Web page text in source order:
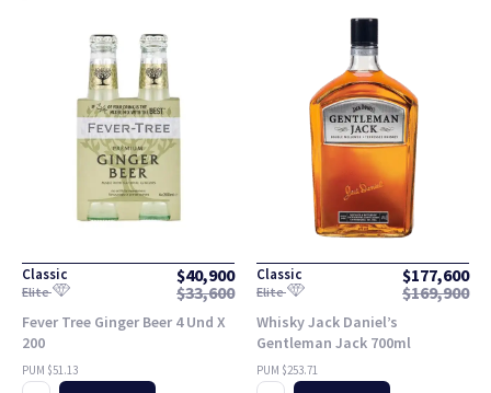
Classic $40,900
Elite $33,600
Fever Tree Ginger Beer 4 Und X
200
PUM $51.13
Classic $177,600
Elite $169,900
Whisky Jack Daniel’s
Gentleman Jack 700ml
PUM $253.71